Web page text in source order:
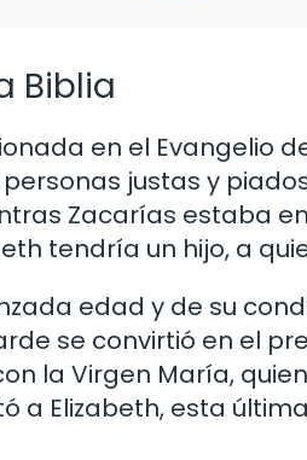
Biblia
en el Evangelio
justas y
Zacarías estaba
tendría un hijo, a
edad y de su
se convirtió en el
la Virgen María,
a Elizabeth, esta